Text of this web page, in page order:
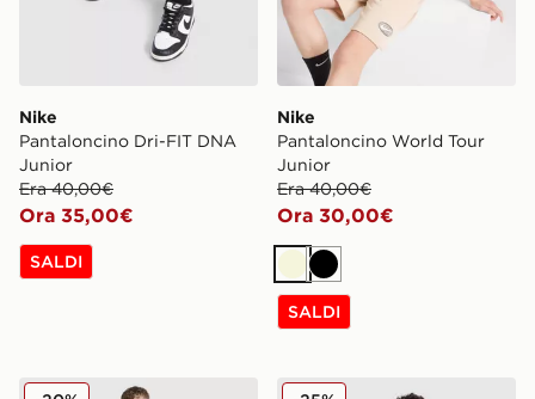
Nike
Pantaloncino Dri-FIT DNA
Junior
Era 40,00€
Ora 35,00€
SALDI
Nike
Pantaloncino World Tour
Junior
Era 40,00€
Ora 30,00€
Beige
Nero
SALDI
Nike Pantaloncino Multi Knit JuniorNike Pantaloncini